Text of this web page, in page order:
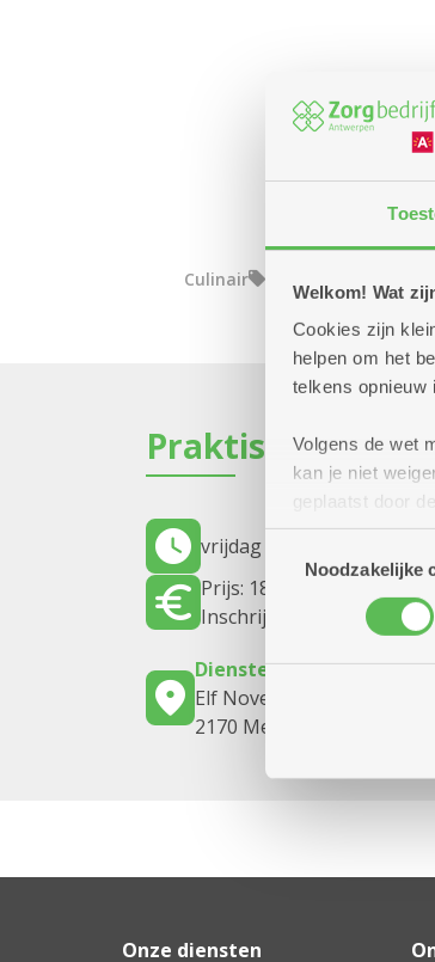
Welkom! Wat
Cookies zijn
helpen om het
telkens opnieuw
Volgens de wet
kan je niet
geplaatst door
combineren
Noodzakelijke
Culinair
Praktisch
vrijdag 7 augustus 2026
Prijs: 18 euro
Inschrijven voor 27 juli
Dienstencentrum De
Elf Novemberstraat 33
2170 Merksem
Onze diensten